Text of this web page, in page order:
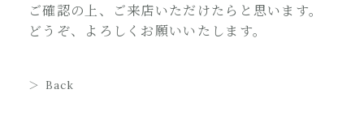
ご確認の上、ご来店いただけたらと思います。
どうぞ、よろしくお願いいたします。
Back